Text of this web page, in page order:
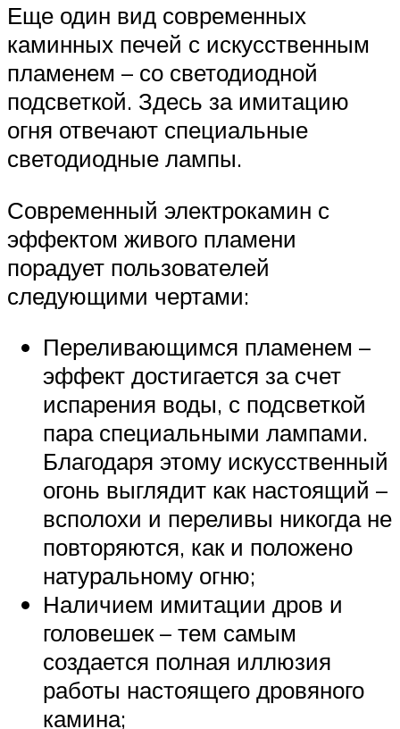
Еще один вид современных
каминных печей с искусственным
пламенем – со светодиодной
подсветкой. Здесь за имитацию
огня отвечают специальные
светодиодные лампы.
Современный электрокамин с
эффектом живого пламени
порадует пользователей
следующими чертами:
Переливающимся пламенем –
эффект достигается за счет
испарения воды, с подсветкой
пара специальными лампами.
Благодаря этому искусственный
огонь выглядит как настоящий –
всполохи и переливы никогда не
повторяются, как и положено
натуральному огню;
Наличием имитации дров и
головешек – тем самым
создается полная иллюзия
работы настоящего дровяного
камина;